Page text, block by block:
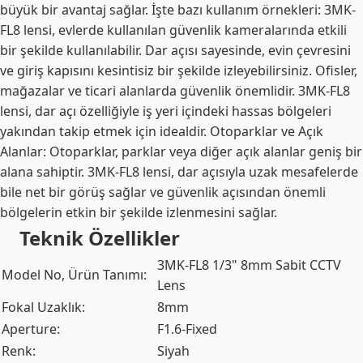
büyük bir avantaj sağlar. İşte bazı kullanım örnekleri: 3MK-
FL8 lensi, evlerde kullanılan güvenlik kameralarında etkili
bir şekilde kullanılabilir. Dar açısı sayesinde, evin çevresini
ve giriş kapısını kesintisiz bir şekilde izleyebilirsiniz. Ofisler,
mağazalar ve ticari alanlarda güvenlik önemlidir. 3MK-FL8
lensi, dar açı özelliğiyle iş yeri içindeki hassas bölgeleri
yakından takip etmek için idealdir. Otoparklar ve Açık
Alanlar: Otoparklar, parklar veya diğer açık alanlar geniş bir
alana sahiptir. 3MK-FL8 lensi, dar açısıyla uzak mesafelerde
bile net bir görüş sağlar ve güvenlik açısından önemli
bölgelerin etkin bir şekilde izlenmesini sağlar.
Teknik Özellikler
Model No, Ürün Tanımı:
3MK-FL8 1/3" 8mm Sabit CCTV
Lens
Fokal Uzaklık:
8mm
Aperture:
F1.6-Fixed
Renk:
Siyah